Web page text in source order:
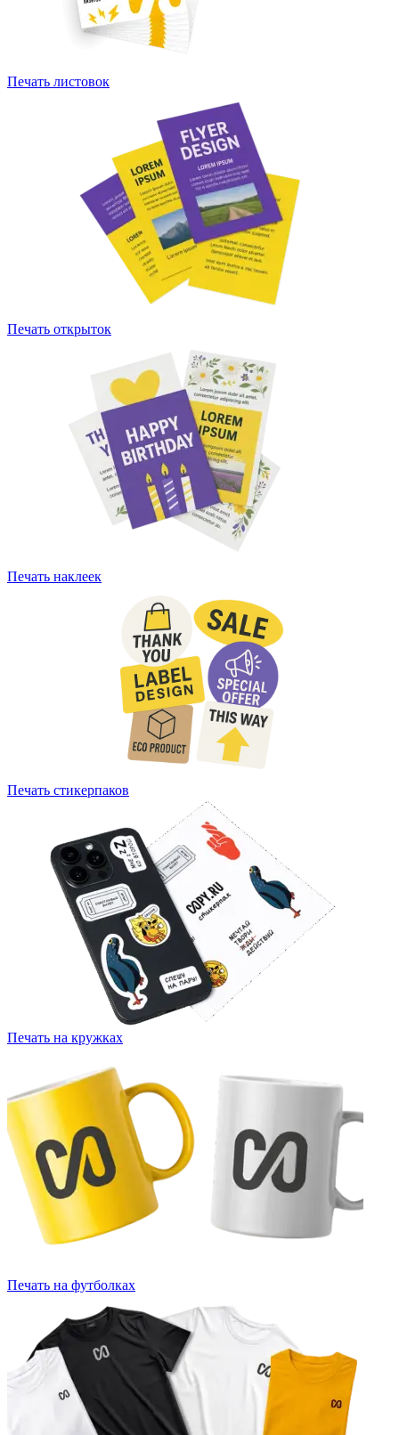
Печать листовок
Печать открыток
Печать наклеек
Печать стикерпаков
Печать на кружках
Печать на футболках